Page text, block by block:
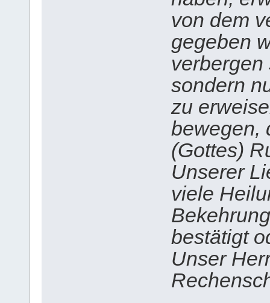
von dem
gegeben
verbergen
sondern
zu
bewegen,
(Gottes)
Unserer
viele
bestätigt
Unser